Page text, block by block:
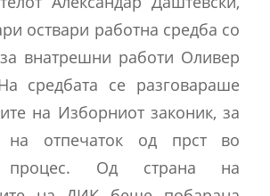
оствари работна средба со
внатрешни работи Оливер
средбата се разговараше
на Изборниот законик, за
на отпечаток од прст во
процес. Од страна на